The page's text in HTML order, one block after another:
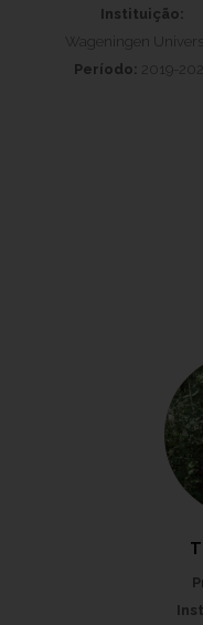
Instituição:
Wageningen
Período: 2019-2022